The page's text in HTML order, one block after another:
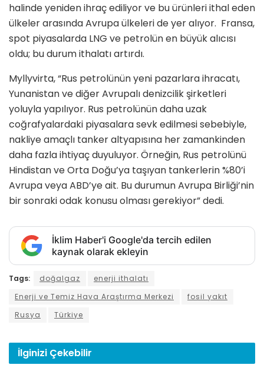
halinde yeniden ihraç ediliyor ve bu ürünleri ithal eden
ülkeler arasında Avrupa ülkeleri de yer alıyor. Fransa,
spot piyasalarda LNG ve petrolün en büyük alıcısı
oldu; bu durum ithalatı artırdı.
Myllyvirta, “Rus petrolünün yeni pazarlara ihracatı,
Yunanistan ve diğer Avrupalı denizcilik şirketleri
yoluyla yapılıyor. Rus petrolünün daha uzak
coğrafyalardaki piyasalara sevk edilmesi sebebiyle,
nakliye amaçlı tanker altyapısına her zamankinden
daha fazla ihtiyaç duyuluyor. Örneğin, Rus petrolünü
Hindistan ve Orta Doğu’ya taşıyan tankerlerin %80’i
Avrupa veya ABD’ye ait. Bu durumun Avrupa Birliği’nin
bir sonraki odak konusu olması gerekiyor” dedi.
İklim Haber'i Google'da tercih edilen
kaynak olarak ekleyin
Tags: doğalgaz
enerji ithalatı
Enerji ve Temiz Hava Araştırma Merkezi
fosil yakıt
Rusya
Türkiye
İlginizi Çekebilir